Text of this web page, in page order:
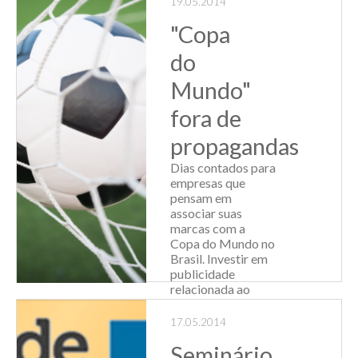
participação dos
consultores
tributários Rafael
Borin e Kalink...
Leia Mais
"Copa
do
Mundo"
fora de
propagandas
Dias contados para
empresas que
pensam em
associar suas
marcas com a
Copa do Mundo no
Brasil. Investir em
publicidade
relacionada ao
futebol e divulgar
campanha com o
alguns cuidados. ...
17.05.2014